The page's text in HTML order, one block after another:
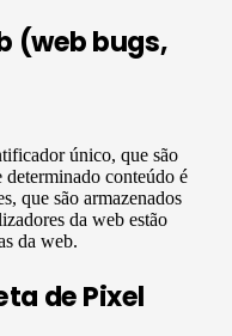
(web bugs,
único, que são
determinado conteúdo é
que são armazenados
da web estão
da web.
de Pixel